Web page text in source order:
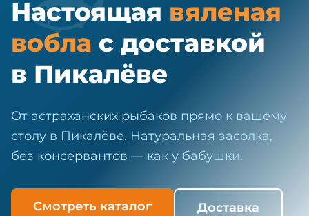
Настоящая вяленая
вобла с доставкой
в Пикалёве
От астраханских рыбаков прямо к вашему
столу в Пикалёве. Натуральная засолка,
без консервантов — как у бабушки.
Смотреть каталог Доставка